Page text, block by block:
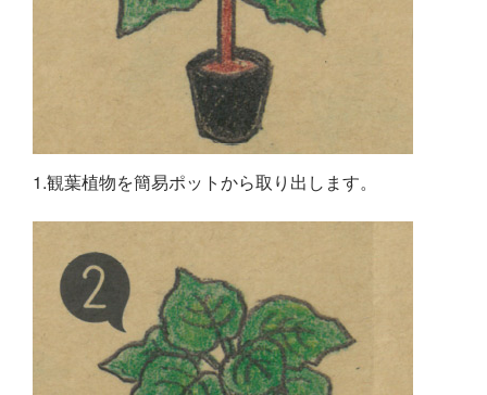
1.観葉植物を簡易ポットから取り出します。